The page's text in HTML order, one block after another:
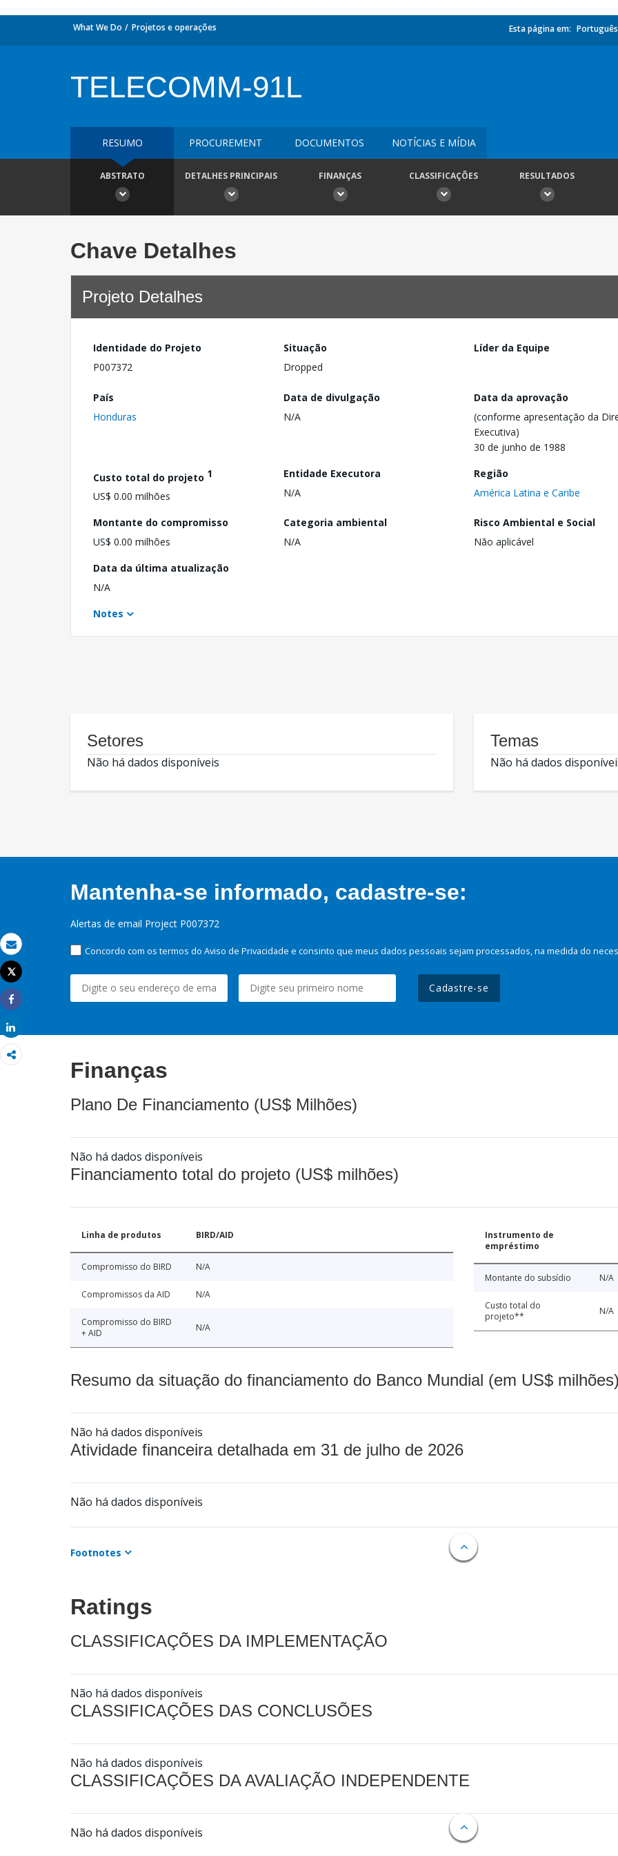
Email
Imprimir
Tweet
Share
What We Do Projetos e operações Esta página em: Português
TELECOMM-91L
RESUMO PROCUREMENT DOCUMENTOS NOTÍCIAS E MÍDIA
ABSTRATO DETALHES PRINCIPAIS FINANÇAS CLASSIFICAÇÕES RESULTADOS
Chave Detalhes
Projeto Detalhes
Identidade do Projeto
P007372
Situação
Dropped
Líder da Equipe
País
Honduras
Data de divulgação
N/A
Data da aprovação
(conforme apresentação da
Executiva)
30 de junho de 1988
Custo total do projeto 1
US$ 0.00 milhões
Entidade Executora
N/A
Região
América Latina e Caribe
Montante do compromisso
US$ 0.00 milhões
Categoria ambiental
N/A
Risco Ambiental e Social
Não aplicável
Data da última atualização
N/A
Notes
Setores
Não há dados disponíveis
Temas
Não há dados
Mantenha-se informado, cadastre-se:
Alertas de email Project P007372
Concordo com os termos do Aviso de Privacidade e consinto que meus dados pessoais sejam processados, na medida do
Cadastre-se
Finanças
Plano De Financiamento (US$ Milhões)
Não há dados disponíveis
Financiamento total do projeto (US$ milhões)
Linha de produtos BIRD/AID
Compromisso do BIRD N/A
Compromissos da AID N/A
Compromisso do BIRD
+ AID
N/A
Instrumento de
empréstimo
Montante do subsídio N/A
Custo total do
projeto**
N/A
Resumo da situação do financiamento do Banco Mundial (em US$
Não há dados disponíveis
Atividade financeira detalhada em 31 de julho de 2026
Não há dados disponíveis
Footnotes
Ratings
CLASSIFICAÇÕES DA IMPLEMENTAÇÃO
Não há dados disponíveis
CLASSIFICAÇÕES DAS CONCLUSÕES
Não há dados disponíveis
CLASSIFICAÇÕES DA AVALIAÇÃO INDEPENDENTE
Não há dados disponíveis